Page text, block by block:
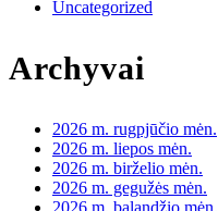
Uncategorized
Archyvai
2026 m. rugpjūčio mėn.
2026 m. liepos mėn.
2026 m. birželio mėn.
2026 m. gegužės mėn.
2026 m. balandžio mėn.